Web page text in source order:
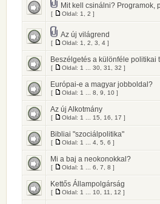
Mit kell csinálni? Programok,
[ Oldal: 1 2 ]
Az új világrend
[ Oldal: 1 2 3 4 ]
Beszélgetés a különféle politikai
[ Oldal: 1 30 31 32 ]
Európai-e a magyar jobboldal?
[ Oldal: 1 8 9 10 ]
Az új Alkotmány
[ Oldal: 1 15 16 17 ]
Bibliai "szociálpolitika"
[ Oldal: 1 4 5 6 ]
Mi a baj a neokonokkal?
[ Oldal: 1 6 7 8 ]
Kettős Állampolgárság
[ Oldal: 1 10 11 12 ]